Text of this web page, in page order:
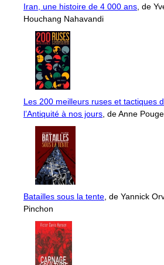
Iran, une histoire de 4 000 ans , de
Houchang Nahavandi
Les 200 meilleurs ruses et tactiques
l’Antiquité à nos jours , de Anne
Batailles sous la tente , de Yannick
Pinchon